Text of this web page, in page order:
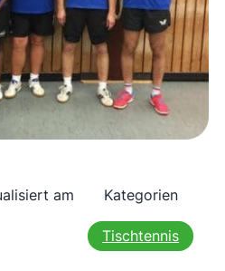
am Kategorien
Tischtennis